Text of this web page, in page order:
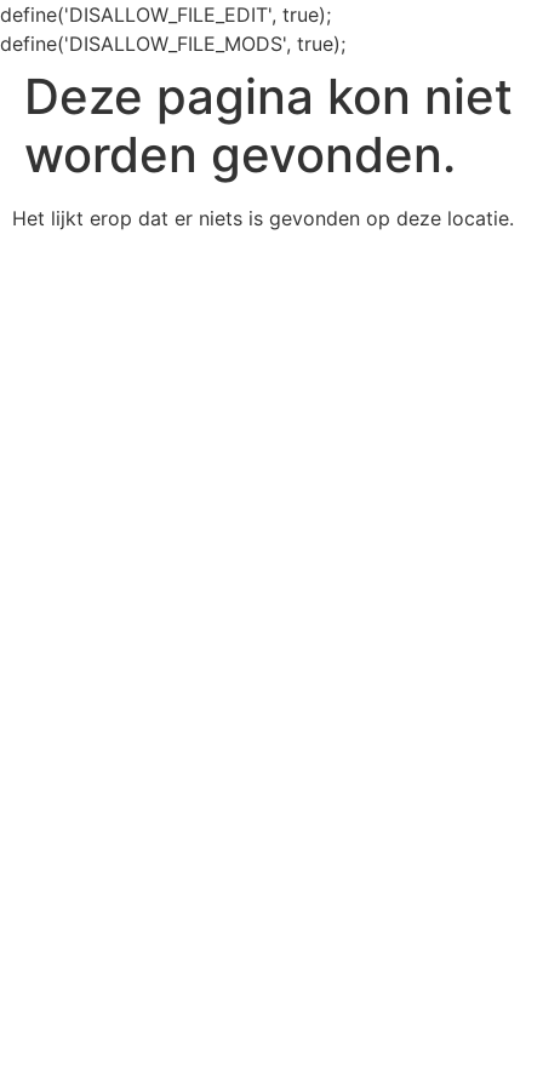
define('DISALLOW_FILE_EDIT', true);
define('DISALLOW_FILE_MODS', true);
Deze pagina kon niet
worden gevonden.
Het lijkt erop dat er niets is gevonden op deze locatie.